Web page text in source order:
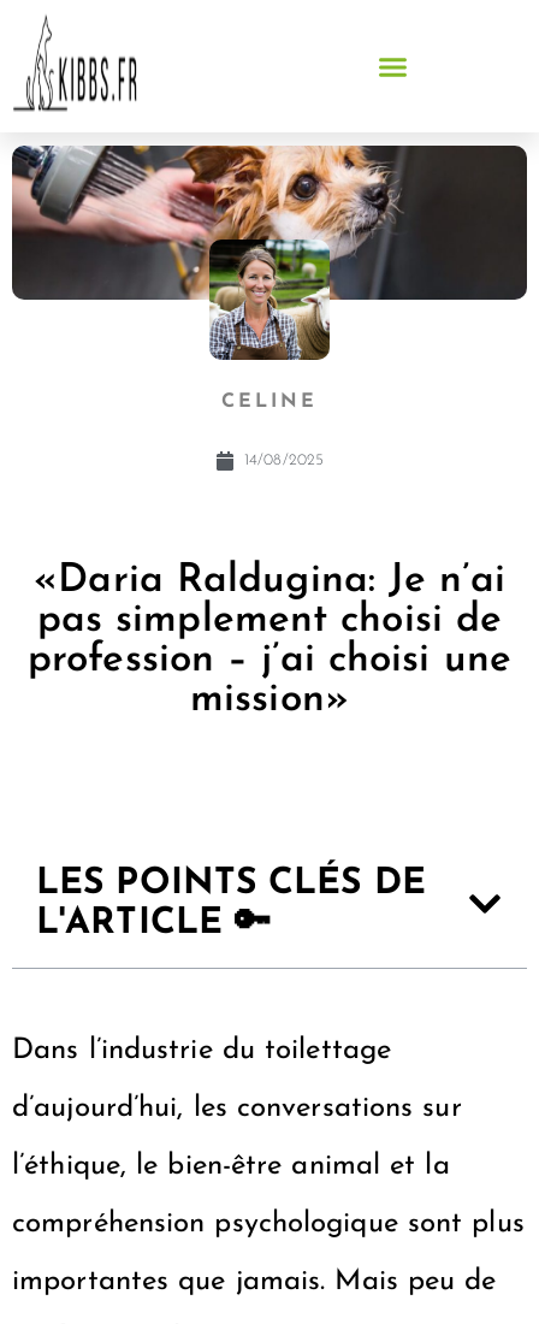
CELINE
14/08/2025
«Daria Raldugina: Je n’ai
pas simplement choisi de
profession – j’ai choisi une
mission»
LES POINTS CLÉS DE
L'ARTICLE 🔑
Dans l’industrie du toilettage
d’aujourd’hui, les conversations sur
l’éthique, le bien-être animal et la
compréhension psychologique sont plus
importantes que jamais. Mais peu de